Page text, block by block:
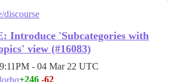
discourse
Introduce 'Subcategories with
view (#16083)
- 04 Mar 22 UTC
+246 -62